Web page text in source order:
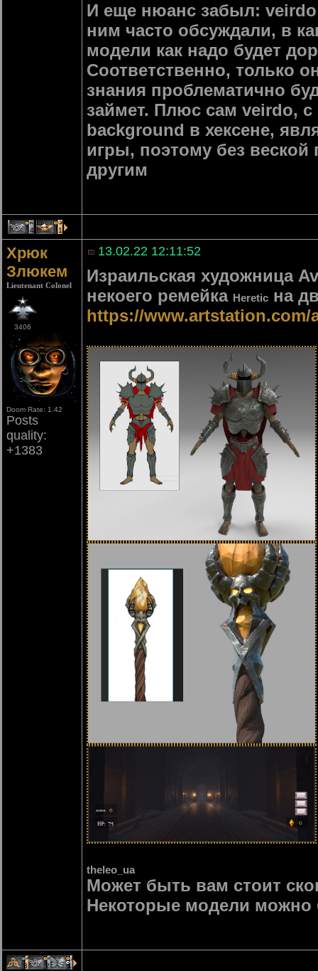
И еще нюанс забыл:
ним часто обсуждали, в
модели как надо будет
Соответственно, только
знания проблематично
займет. Плюс сам veirdo,
background в хексене,
игры, поэтому без веской
другим
4 1
Хрюк
Злюкем
Lieutenant Colonel
3406
Doom Rate: 1.42
Posts
quality:
+1383
13.02.22 12:11:52
Израильская художница
некоего ремейка Heretic на
https://www.artstation.com/
theleo_ua
Может быть вам стоит
Некоторые модели можно
3 2 1